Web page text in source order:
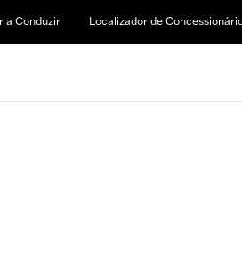
a Conduzir Localizador de